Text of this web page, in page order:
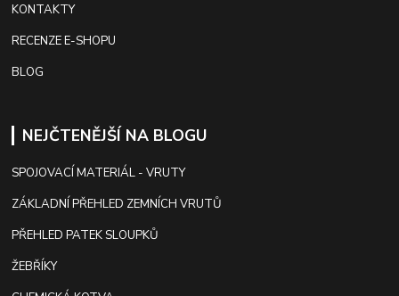
KONTAKTY
RECENZE E-SHOPU
BLOG
NEJČTENĚJŠÍ NA BLOGU
SPOJOVACÍ MATERIÁL - VRUTY
ZÁKLADNÍ PŘEHLED ZEMNÍCH VRUTŮ
PŘEHLED PATEK SLOUPKŮ
ŽEBŘÍKY